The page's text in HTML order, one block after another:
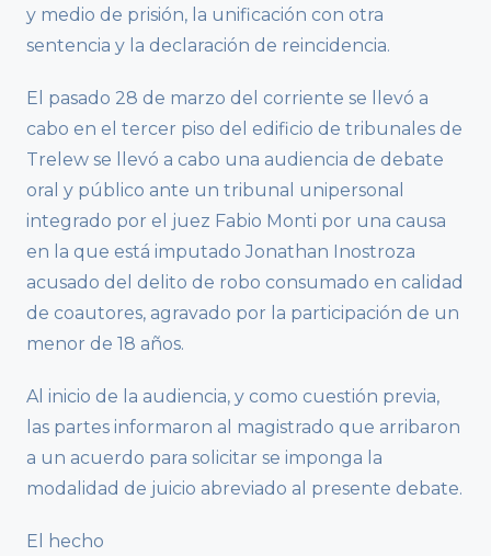
y medio de prisión, la unificación con otra
sentencia y la declaración de reincidencia.
El pasado 28 de marzo del corriente se llevó a
cabo en el tercer piso del edificio de tribunales de
Trelew se llevó a cabo una audiencia de debate
oral y público ante un tribunal unipersonal
integrado por el juez Fabio Monti por una causa
en la que está imputado Jonathan Inostroza
acusado del delito de robo consumado en calidad
de coautores, agravado por la participación de un
menor de 18 años.
Al inicio de la audiencia, y como cuestión previa,
las partes informaron al magistrado que arribaron
a un acuerdo para solicitar se imponga la
modalidad de juicio abreviado al presente debate.
El hecho